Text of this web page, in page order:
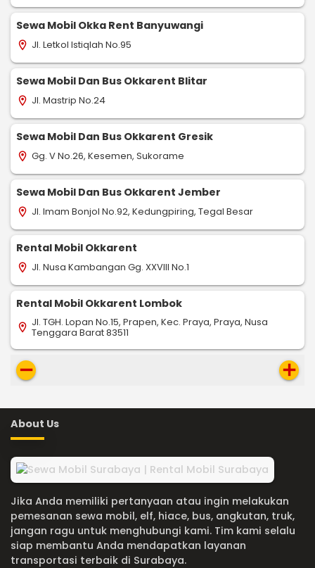
Sewa Mobil Okka Rent Banyuwangi
location_on Jl. Letkol Istiqlah No.95
Sewa Mobil Dan Bus Okkarent Blitar
location_on Jl. Mastrip No.24
Sewa Mobil Dan Bus Okkarent Gresik
location_on Gg. V No.26, Kesemen, Sukorame
Sewa Mobil Dan Bus Okkarent Jember
location_on Jl. Imam Bonjol No.92, Kedungpiring, Tegal Besar
Rental Mobil Okkarent
location_on Jl. Nusa Kambangan Gg. XXVIII No.1
Rental Mobil Okkarent Lombok
location_on Jl. TGH. Lopan No.15, Prapen, Kec. Praya, Praya, Nusa
Tenggara Barat 83511
remove add
About Us
Jika Anda memiliki pertanyaan atau ingin melakukan
pemesanan sewa mobil, elf, hiace, bus, angkutan, truk,
jangan ragu untuk menghubungi kami. Tim kami selalu
siap membantu Anda mendapatkan layanan
transportasi terbaik di Surabaya.